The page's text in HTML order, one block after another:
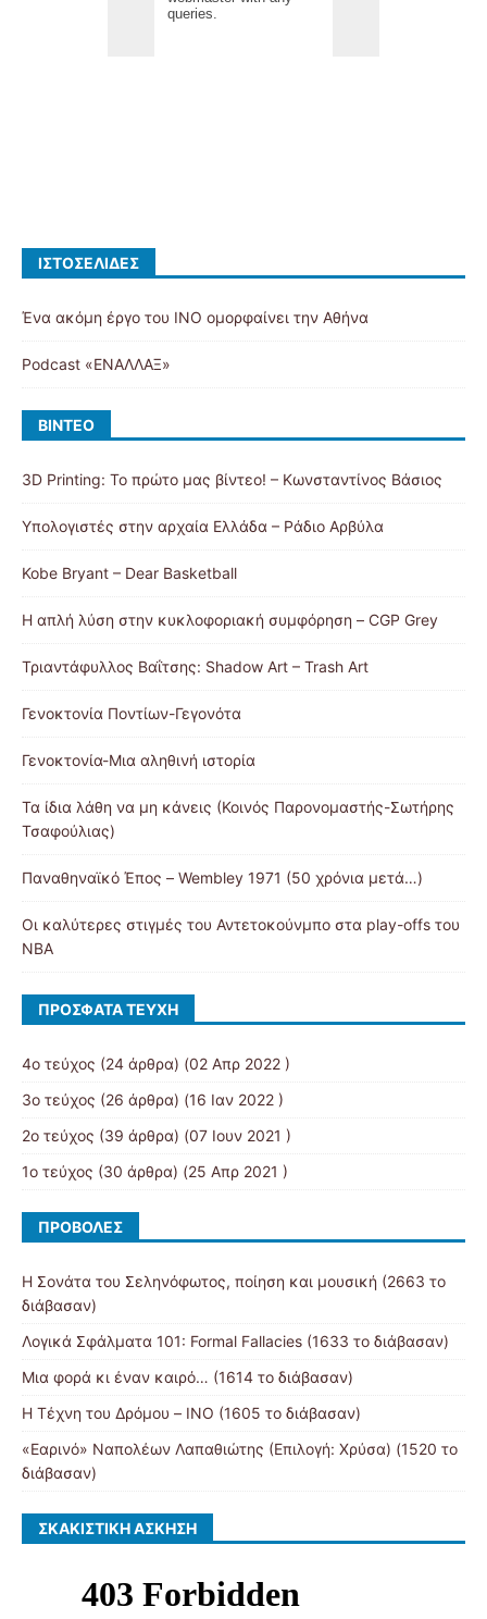
ΙΣΤΟΣΕΛΊΔΕΣ
Ένα ακόμη έργο του ΙΝΟ ομορφαίνει την Αθήνα
Podcast «ΕΝΑΛΛΑΞ»
ΒΊΝΤΕΟ
3D Printing: Το πρώτο μας βίντεο! – Κωνσταντίνος Βάσιος
Υπολογιστές στην αρχαία Ελλάδα – Ράδιο Αρβύλα
Kobe Bryant – Dear Basketball
Η απλή λύση στην κυκλοφοριακή συμφόρηση – CGP Grey
Τριαντάφυλλος Βαΐτσης: Shadow Art – Trash Art
Γενοκτονία Ποντίων-Γεγονότα
Γενοκτονία-Μια αληθινή ιστορία
Τα ίδια λάθη να μη κάνεις (Κοινός Παρονομαστής-Σωτήρης
Τσαφούλιας)
Παναθηναϊκό Έπος – Wembley 1971 (50 χρόνια μετά…)
Οι καλύτερες στιγμές του Αντετοκούνμπο στα play-offs του
NBA
ΠΡΌΣΦΑΤΑ ΤΕΎΧΗ
4ο τεύχος (24 άρθρα) (02 Απρ 2022 )
3ο τεύχος (26 άρθρα) (16 Ιαν 2022 )
2ο τεύχος (39 άρθρα) (07 Ιουν 2021 )
1ο τεύχος (30 άρθρα) (25 Απρ 2021 )
ΠΡΟΒΟΛΈΣ
Η Σονάτα του Σεληνόφωτος, ποίηση και μουσική (2663 το
διάβασαν)
Λογικά Σφάλματα 101: Formal Fallacies (1633 το διάβασαν)
Μια φορά κι έναν καιρό… (1614 το διάβασαν)
Η Τέχνη του Δρόμου – ΙΝΟ (1605 το διάβασαν)
«Εαρινό» Ναπολέων Λαπαθιώτης (Επιλογή: Χρύσα) (1520 το
διάβασαν)
ΣΚΑΚΙΣΤΙΚΉ ΆΣΚΗΣΗ